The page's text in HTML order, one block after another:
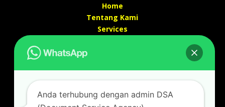
Home
Tentang Kami
Services
Alamat kantor :
Jl Swadaya Pam No 6 Rt 006 Rw 007 Jatinegara,
Cakung, Jakarta Timur 13930
Anda terhubung dengan admin DSA